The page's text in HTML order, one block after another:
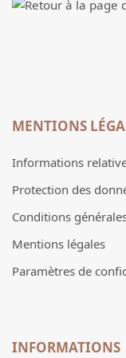
MENTIONS
Informations
Protection des
Conditions
Mentions légales
Paramètres de
INFORMATIONS